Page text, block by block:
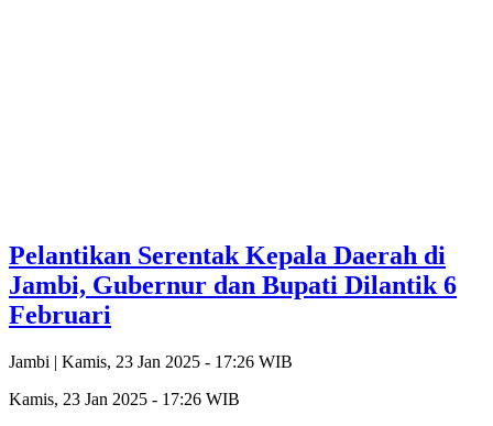
Pelantikan Serentak Kepala Daerah di
Jambi, Gubernur dan Bupati Dilantik 6
Februari
Jambi | Kamis, 23 Jan 2025 - 17:26 WIB
Kamis, 23 Jan 2025 - 17:26 WIB